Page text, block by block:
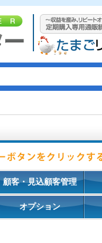
顧客・見込顧客管理
オプション